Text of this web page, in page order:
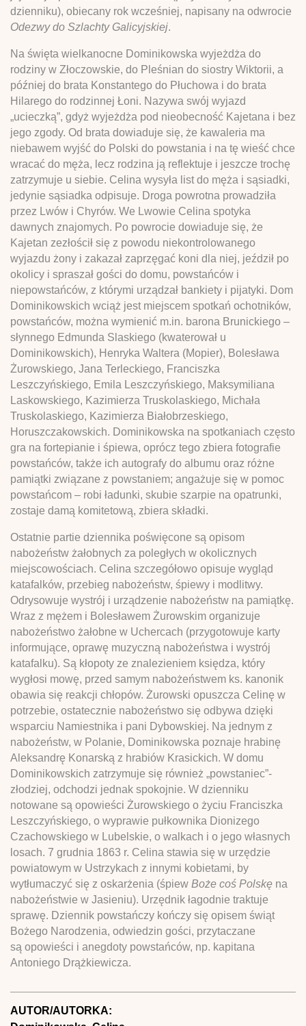
dzienniku), obiecany rok wcześniej, napisany na odwrocie
Odezwy do Szlachty Galicyjskiej.
Na święta wielkanocne Dominikowska wyjeżdża do
rodziny w Złoczowskie, do Pleśnian do siostry Wiktorii, a
później do brata Konstantego do Płuchowa i do brata
Hilarego do rodzinnej Łoni. Nazywa swój wyjazd
„ucieczką”, gdyż wyjeżdża pod nieobecność Kajetana i bez
jego zgody. Od brata dowiaduje się, że kawaleria ma
niebawem wyjść do Polski do powstania i na tę wieść chce
wracać do męża, lecz rodzina ją reflektuje i jeszcze trochę
zatrzymuje u siebie. Celina wysyła list do męża i sąsiadki,
jedynie sąsiadka odpisuje. Droga powrotna prowadziła
przez Lwów i Chyrów. We Lwowie Celina spotyka
dawnych znajomych. Po powrocie dowiaduje się, że
Kajetan zezłościł się z powodu niekontrolowanego
wyjazdu żony i zakazał zaprzęgać koni dla niej, jeździł po
okolicy i spraszał gości do domu, powstańców i
niepowstańców, z którymi urządzał bankiety i pijatyki. Dom
Dominikowskich wciąż jest miejscem spotkań ochotników,
powstańców, można wymienić m.in. barona Brunickiego –
słynnego Edmunda Slaskiego (kwaterował u
Dominikowskich), Henryka Waltera (Mopier), Bolesława
Żurowskiego, Jana Terleckiego, Franciszka
Leszczyńskiego, Emila Leszczyńskiego, Maksymiliana
Laskowskiego, Kazimierza Truskolaskiego, Michała
Truskolaskiego, Kazimierza Białobrzeskiego,
Horuszczakowskich. Dominikowska na spotkaniach często
gra na fortepianie i śpiewa, oprócz tego zbiera fotografie
powstańców, także ich autografy do albumu oraz różne
pamiątki związane z powstaniem; angażuje się w pomoc
powstańcom – robi ładunki, skubie szarpie na opatrunki,
zostaje damą komitetową, zbiera składki.
Ostatnie partie dziennika poświęcone są opisom
nabożeństw żałobnych za poległych w okolicznych
miejscowościach. Celina szczegółowo opisuje wygląd
katafalków, przebieg nabożeństw, śpiewy i modlitwy.
Odrysowuje wystrój i urządzenie nabożeństw na pamiątkę.
Wraz z mężem i Bolesławem Żurowskim organizuje
nabożeństwo żałobne w Uchercach (przygotowuje karty
informujące, oprawę muzyczną nabożeństwa i wystrój
katafalku). Są kłopoty ze znalezieniem księdza, który
wygłosi mowę, przed samym nabożeństwem ks. kanonik
obawia się reakcji chłopów. Żurowski opuszcza Celinę w
potrzebie, ostatecznie nabożeństwo się odbywa dzięki
wsparciu Namiestnika i pani Dybowskiej. Na jednym z
nabożeństw, w Polanie, Dominikowska poznaje hrabinę
Aleksandrę Konarską z hrabiów Krasickich. W domu
Dominikowskich zatrzymuje się również „powstaniec”-
złodziej, odchodzi jednak spokojnie. W dzienniku
notowane są opowieści Żurowskiego o życiu Franciszka
Leszczyńskiego, o wyprawie pułkownika Dionizego
Czachowskiego w Lubelskie, o walkach i o jego własnych
losach. 7 grudnia 1863 r. Celina stawia się w urzędzie
powiatowym w Ustrzykach z innymi kobietami, by
wytłumaczyć się z oskarżenia (śpiew Boże coś Polskę na
nabożeństwie w Jasieniu). Urzędnik łagodnie traktuje
sprawę. Dziennik powstańczy kończy się opisem świąt
Bożego Narodzenia, odwiedzin gości, przytaczane
są opowieści i anegdoty powstańców, np. kapitana
Antoniego Drążkiewicza.
AUTOR/AUTORKA: